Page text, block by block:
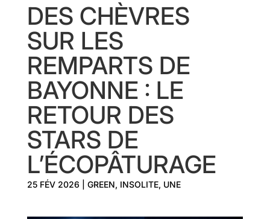
DES CHÈVRES
SUR LES
REMPARTS DE
BAYONNE : LE
RETOUR DES
STARS DE
L’ÉCOPÂTURAGE
25 FÉV 2026 GREEN, INSOLITE, UNE